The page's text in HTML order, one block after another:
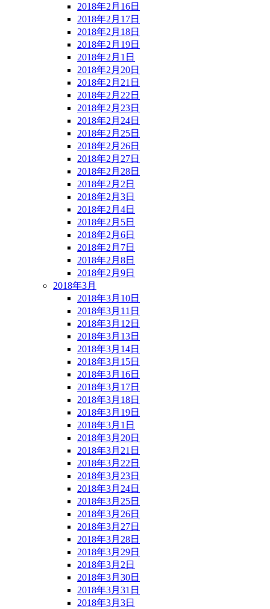
2018年2月16日
2018年2月17日
2018年2月18日
2018年2月19日
2018年2月1日
2018年2月20日
2018年2月21日
2018年2月22日
2018年2月23日
2018年2月24日
2018年2月25日
2018年2月26日
2018年2月27日
2018年2月28日
2018年2月2日
2018年2月3日
2018年2月4日
2018年2月5日
2018年2月6日
2018年2月7日
2018年2月8日
2018年2月9日
2018年3月
2018年3月10日
2018年3月11日
2018年3月12日
2018年3月13日
2018年3月14日
2018年3月15日
2018年3月16日
2018年3月17日
2018年3月18日
2018年3月19日
2018年3月1日
2018年3月20日
2018年3月21日
2018年3月22日
2018年3月23日
2018年3月24日
2018年3月25日
2018年3月26日
2018年3月27日
2018年3月28日
2018年3月29日
2018年3月2日
2018年3月30日
2018年3月31日
2018年3月3日